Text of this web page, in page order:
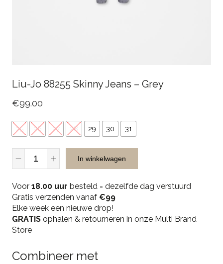
Liu-Jo 88255 Skinny Jeans – Grey
€99.00
25 26 27 28 29 30 31
Liu-
Skinny
Jeans
-
Grey
quantity
In winkelwagen
Voor 18.00 uur besteld = dezelfde dag verstuurd
Gratis verzenden vanaf €99
Elke week een nieuwe drop!
GRATIS ophalen & retourneren in onze Multi Brand
Store
Combineer met